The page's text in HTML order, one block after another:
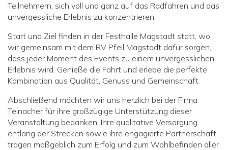
Teilnehmern, sich voll und ganz auf das Radfahren und das
unvergessliche Erlebnis zu konzentrieren.
Start und Ziel finden in der Festhalle Magstadt statt, wo
wir gemeinsam mit dem RV Pfeil Magstadt dafür sorgen,
dass jeder Moment des Events zu einem unvergesslichen
Erlebnis wird. Genieße die Fahrt und erlebe die perfekte
Kombination aus Qualität, Genuss und Gemeinschaft.
Abschließend möchten wir uns herzlich bei der Firma
Teinacher für ihre großzügige Unterstützung dieser
Veranstaltung bedanken. Ihre qualitative Versorgung
entlang der Strecken sowie ihre engagierte Partnerschaft
tragen maßgeblich zum Erfolg und zum Wohlbefinden aller